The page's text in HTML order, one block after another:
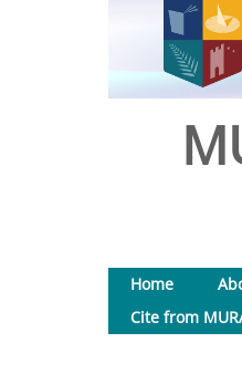
Home
Cite from